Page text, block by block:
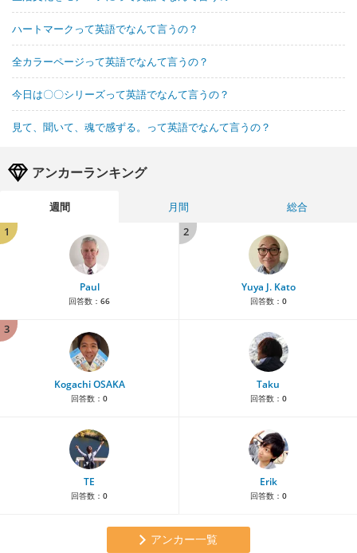
ハートマークって英語でなんて言うの？
全カラーページって英語でなんて言うの？
今日は〇〇シリーズって英語でなんて言うの？
見て、聞いて、魂で感ずる。って英語でなんて言うの？
アンカーランキング
週間 月間
総合
1
Paul
回答数： 66
2
Yuya J. Kato
回答数： 0
3
Kogachi OSAKA
回答数： 0
Taku
回答数： 0
TE
回答数： 0
Erik
回答数： 0
アンカー一覧